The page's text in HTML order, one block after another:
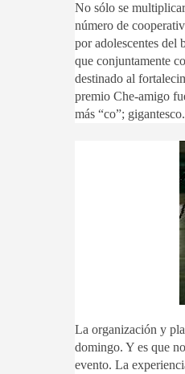
No sólo se
número de
por adolescentes del
que conjuntamente
destinado al
premio Che-amigo
más “co”; gigantesco.
La organización y
domingo. Y es que
evento. La